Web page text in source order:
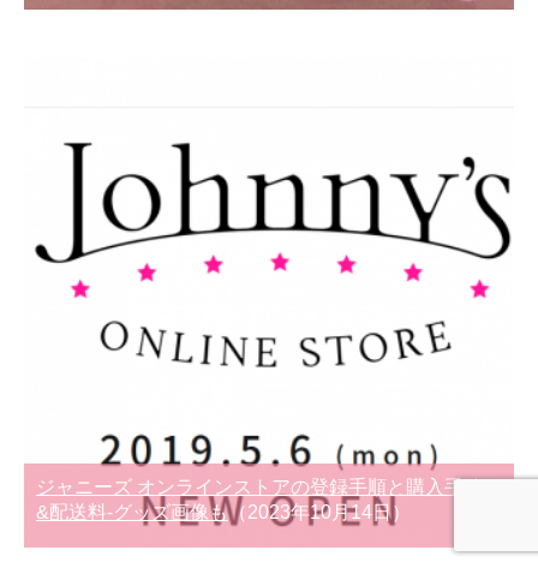
ジャニーズ オンラインストアの登録手順と購入手続き
&配送料-グッズ画像も（2023年10月14日）